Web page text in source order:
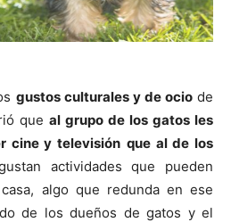
gustos culturales y de ociode
que al grupo de los gatos les
cine y televisión que al de los
actividades que pueden
algo que redunda en ese
de los dueños de gatos y el